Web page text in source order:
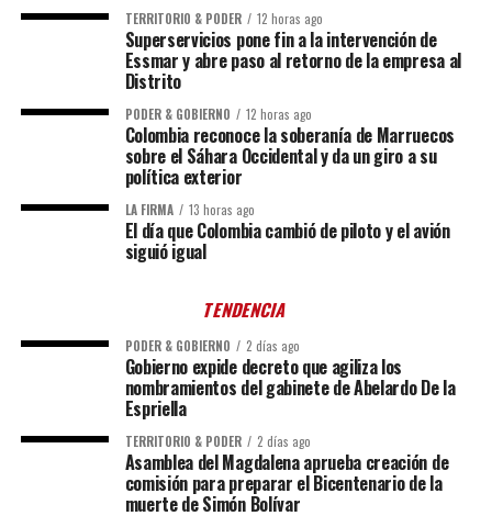
TERRITORIO & PODER 12 horas ago
Superservicios pone fin a la intervención de
Essmar y abre paso al retorno de la empresa al
Distrito
PODER & GOBIERNO 12 horas ago
Colombia reconoce la soberanía de Marruecos
sobre el Sáhara Occidental y da un giro a su
política exterior
LA FIRMA 13 horas ago
El día que Colombia cambió de piloto y el avión
siguió igual
TENDENCIA
PODER & GOBIERNO 2 días ago
Gobierno expide decreto que agiliza los
nombramientos del gabinete de Abelardo De la
Espriella
TERRITORIO & PODER 2 días ago
Asamblea del Magdalena aprueba creación de
comisión para preparar el Bicentenario de la
muerte de Simón Bolívar